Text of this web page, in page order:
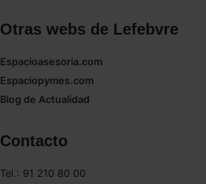
Otras webs de Lefebvre
Espacioasesoria.com
Espaciopymes.com
Blog de Actualidad
Contacto
Tel.: 91 210 80 00